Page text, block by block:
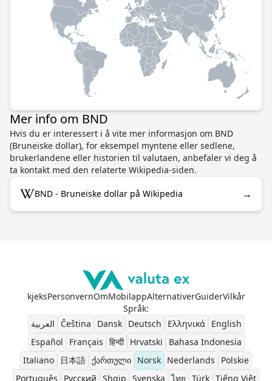
Mer info om BND
Hvis du er interessert i å vite mer informasjon om BND
(Bruneiske dollar), for eksempel myntene eller sedlene,
brukerlandene eller historien til valutaen, anbefaler vi deg å
ta kontakt med den relaterte Wikipedia-siden.
BND - Bruneiske dollar på Wikipedia →
kjeksPersonvernOmMobilappAlternativerGuiderVilkår
Språk:
العربية
Čeština Dansk Deutsch Ελληνικά
English
Español
Français हिन्दी Hrvatski
Bahasa Indonesia
Italiano
日本語 ქართული Norsk Nederlands
Polskie
Português
Pусский Shqip Svenska ไทย Türk Tiếng Việt